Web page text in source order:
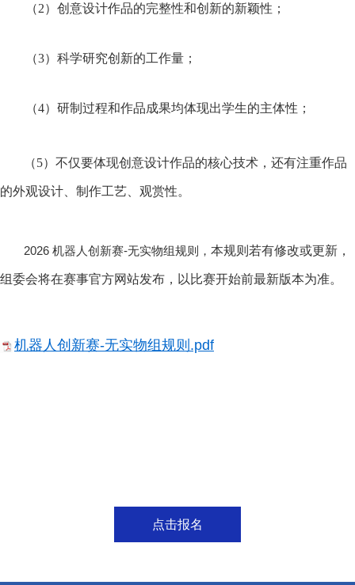
（2）创意设计作品的完整性和创新的新颖性；
（3）科学研究创新的工作量；
（4）研制过程和作品成果均体现出学生的主体性；
（5）不仅要体现创意设计作品的核心技术，还有注重作品
的外观设计、制作工艺、观赏性。
2026 机器人创新赛-无实物组规则， 本规则若有修改或更新，
组委会将在赛事官方网站发布，以比赛开始前最新版本为准。
机器人创新赛-无实物组规则.pdf
点击报名